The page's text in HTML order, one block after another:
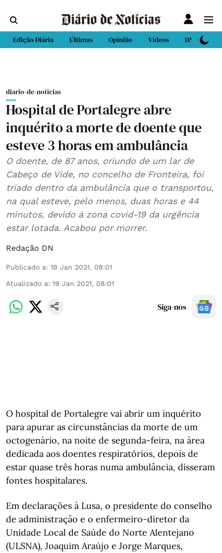
Edição Diária Últimas Opinião Vídeos DN Sport
diario-de-noticias
Hospital de Portalegre abre
inquérito a morte de doente que
esteve 3 horas em ambulância
O doente, de 87 anos, oriundo de um lar de
Cabeço de Vide, no concelho de Fronteira, foi
triado dentro da ambulância que o transportou,
na qual esteve, pelo menos, duas horas e 44
minutos, devido à zona covid-19 da urgência
estar lotada. Acabou por morrer.
Redação DN
Publicado a: 19 Jan 2021, 08:01
Atualizado a: 19 Jan 2021, 08:01
Siga-nos
O hospital de Portalegre vai abrir um inquérito
para apurar as circunstâncias da morte de um
octogenário, na noite de segunda-feira, na área
dedicada aos doentes respiratórios, depois de
estar quase três horas numa ambulância, disseram
fontes hospitalares.
Em declarações à Lusa, o presidente do conselho
de administração e o enfermeiro-diretor da
Unidade Local de Saúde do Norte Alentejano
(ULSNA), Joaquim Araújo e Jorge Marques,